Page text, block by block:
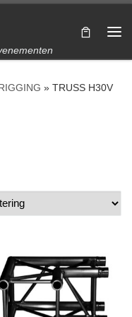
» TRUSS H30V